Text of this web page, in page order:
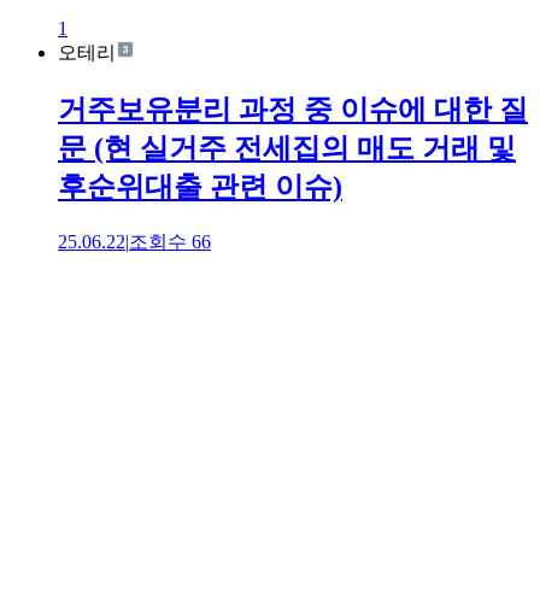
1
오테리
거주보유분리 과정 중 이슈에 대한 질
문 (현 실거주 전세집의 매도 거래 및
후순위대출 관련 이슈)
25.06.22|조회수 66